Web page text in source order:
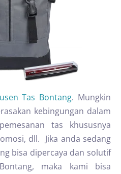
Tas Bontang. Mungkin
kebingungan dalam
tas khususnya
dll. Jika anda sedang
bisa dipercaya dan solutif
maka kami bisa